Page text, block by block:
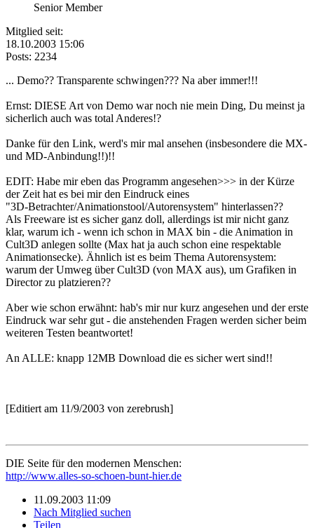
Senior Member
Mitglied seit:
18.10.2003 15:06
Posts: 2234
... Demo?? Transparente schwingen??? Na aber immer!!!
Ernst: DIESE Art von Demo war noch nie mein Ding, Du meinst ja
sicherlich auch was total Anderes!?
Danke für den Link, werd's mir mal ansehen (insbesondere die MX-
und MD-Anbindung!!)!!
EDIT: Habe mir eben das Programm angesehen>>> in der Kürze
der Zeit hat es bei mir den Eindruck eines
"3D-Betrachter/Animationstool/Autorensystem" hinterlassen??
Als Freeware ist es sicher ganz doll, allerdings ist mir nicht ganz
klar, warum ich - wenn ich schon in MAX bin - die Animation in
Cult3D anlegen sollte (Max hat ja auch schon eine respektable
Animationsecke). Ähnlich ist es beim Thema Autorensystem:
warum der Umweg über Cult3D (von MAX aus), um Grafiken in
Director zu platzieren??
Aber wie schon erwähnt: hab's mir nur kurz angesehen und der erste
Eindruck war sehr gut - die anstehenden Fragen werden sicher beim
weiteren Testen beantwortet!
An ALLE: knapp 12MB Download die es sicher wert sind!!
[Editiert am 11/9/2003 von zerebrush]
DIE Seite für den modernen Menschen:
http://www.alles-so-schoen-bunt-hier.de
11.09.2003 11:09
Nach Mitglied suchen
Teilen